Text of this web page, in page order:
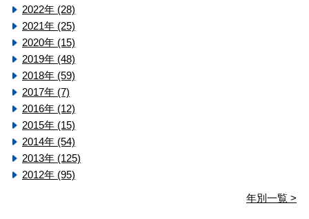
2022年 (28)
2021年 (25)
2020年 (15)
2019年 (48)
2018年 (59)
2017年 (7)
2016年 (12)
2015年 (15)
2014年 (54)
2013年 (125)
2012年 (95)
年別一覧 >